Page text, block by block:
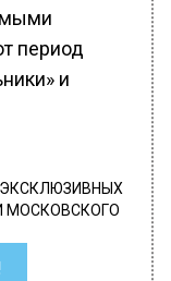
период
и
МОСКОВСКОГО